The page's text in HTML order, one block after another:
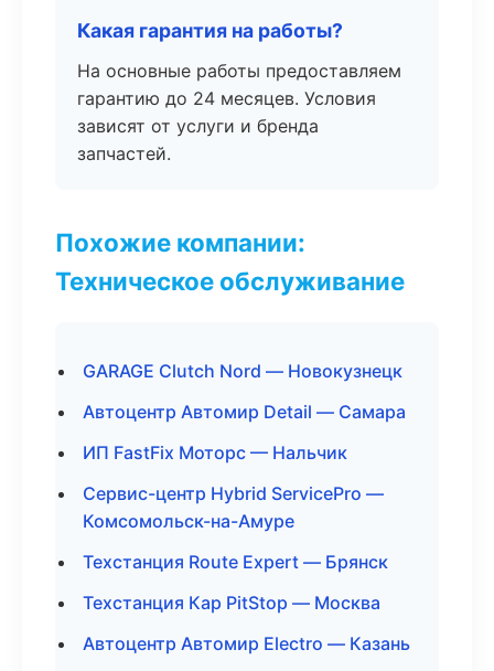
Какая гарантия на работы?
На основные работы предоставляем
гарантию до 24 месяцев. Условия
зависят от услуги и бренда
запчастей.
Похожие компании:
Техническое обслуживание
GARAGE Clutch Nord — Новокузнецк
Автоцентр Автомир Detail — Самара
ИП FastFix Моторс — Нальчик
Сервис-центр Hybrid ServicePro —
Комсомольск-на-Амуре
Техстанция Route Expert — Брянск
Техстанция Кар PitStop — Москва
Автоцентр Автомир Electro — Казань